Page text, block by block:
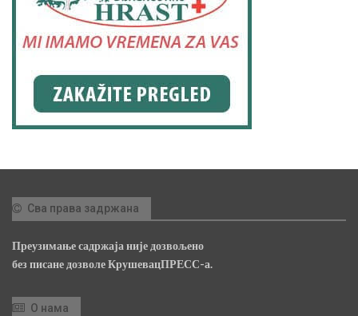
Сва права задржана
Преузимање садржаја није дозвољено
без писане дозволе КрушевацПРЕСС-а.
О нама